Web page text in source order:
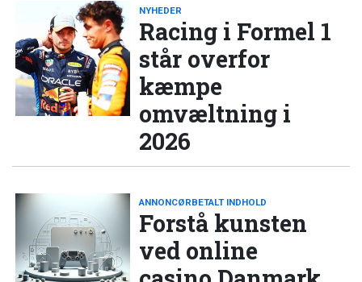
NYHEDER
Racing i Formel 1
står overfor
kæmpe
omvæltning i
2026
ANNONCØRBETALT INDHOLD
Forstå kunsten
ved online